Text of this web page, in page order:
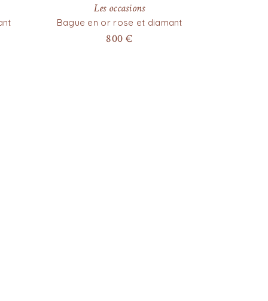
Les occasions
Bague en or rose et diamant
800 €